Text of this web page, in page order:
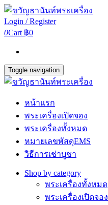
Login / Register
0Cart ฿0
Toggle navigation
หน้าแรก
พระเครื่องเปิดจอง
พระเครื่องทั้งหมด
หมายเลขพัสดุEMS
วิธีการเช่าบูชา
Shop by category
พระเครื่องทั้งหมด
พระเครื่องเปิดจอง